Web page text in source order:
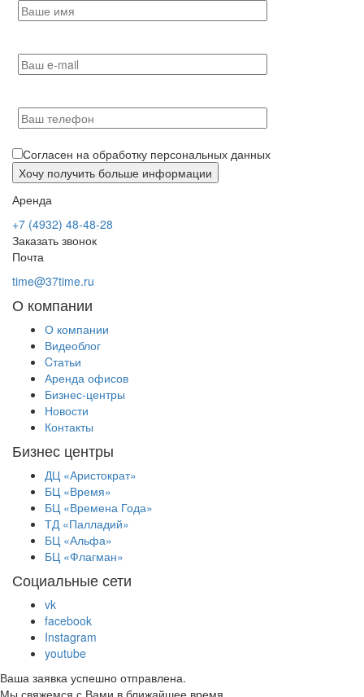
Согласен на обработку персональных данных
Аренда
+7 (4932) 48-48-28
Заказать звонок
Почта
time@37time.ru
О компании
О компании
Видеоблог
Cтатьи
Аренда офисов
Бизнес-центры
Новости
Контакты
Бизнес центры
ДЦ «Аристократ»
БЦ «Время»
БЦ «Времена Года»
ТД «Палладий»
БЦ «Альфа»
БЦ «Флагман»
Социальные сети
vk
facebook
Instagram
youtube
Ваша заявка успешно отправлена.
Мы свяжемся с Вами в ближайшее время.